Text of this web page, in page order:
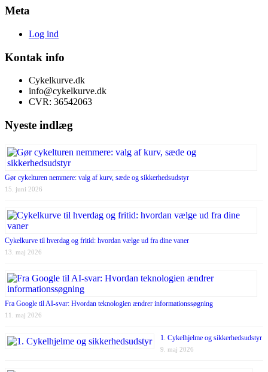
Meta
Log ind
Kontak info
Cykelkurve.dk
info@cykelkurve.dk
CVR: 36542063
Nyeste indlæg
Gør cykelturen nemmere: valg af kurv, sæde og sikkerhedsudstyr
15. juni 2026
Cykelkurve til hverdag og fritid: hvordan vælge ud fra dine vaner
13. maj 2026
Fra Google til AI-svar: Hvordan teknologien ændrer informationssøgning
11. maj 2026
1. Cykelhjelme og sikkerhedsudstyr
9. maj 2026